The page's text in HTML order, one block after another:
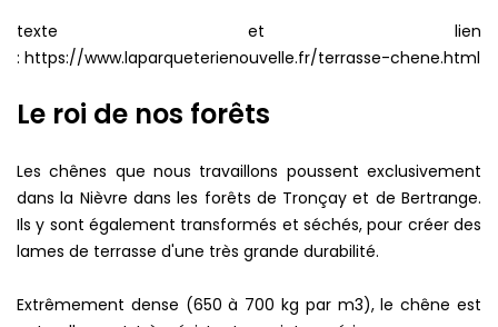
texte et lien
: https://www.laparqueterienouvelle.fr/terrasse-chene.html
Le roi de nos forêts
Les chênes que nous travaillons poussent exclusivement
dans la Nièvre dans les forêts de Tronçay et de Bertrange.
Ils y sont également transformés et séchés, pour créer des
lames de terrasse d'une très grande durabilité.
Extrêmement dense (650 à 700 kg par m3), le chêne est